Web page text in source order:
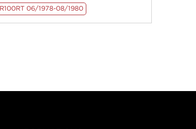
R100RT 06/1978-08/1980